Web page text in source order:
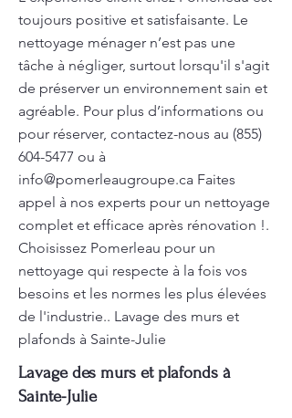
toujours positive et satisfaisante. Le
nettoyage ménager n’est pas une
tâche à négliger, surtout lorsqu'il s'agit
de préserver un environnement sain et
agréable. Pour plus d’informations ou
pour réserver, contactez-nous au (855)
604-5477 ou à
info@pomerleaugroupe.ca Faites
appel à nos experts pour un nettoyage
complet et efficace après rénovation !.
Choisissez Pomerleau pour un
nettoyage qui respecte à la fois vos
besoins et les normes les plus élevées
de l'industrie.. Lavage des murs et
plafonds à Sainte-Julie
Lavage des murs et plafonds à
Sainte-Julie